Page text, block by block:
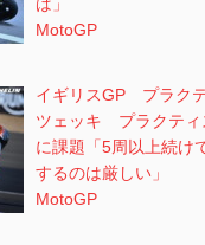
MotoGP
イギリスGP プラク
ツェッキ プラクティ
に課題「5周以上続け
するのは厳しい」
MotoGP